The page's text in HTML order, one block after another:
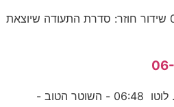
אומת הכדורגל 07:01 - 07:33 שידור חוזר: סדרת התעודה שיוצאת